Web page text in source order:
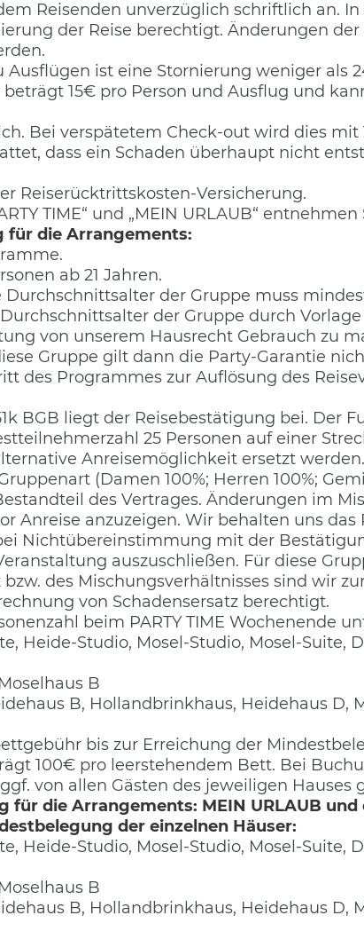
Reisenden unverzüglich schriftlich an.
der Reise berechtigt. Änderungen
ist eine Stornierung weniger als
15€ pro Person und Ausflug und
Bei verspätetem Check-out wird dies mit
dass ein Schaden überhaupt nicht
Reiserücktrittskosten-Versicherung.
TIME“ und „MEIN URLAUB“
für die Arrangements:
ab 21 Jahren.
der Gruppe muss
der Gruppe durch
von unserem Hausrecht Gebrauch zu
Gruppe gilt dann die Party-Garantie
des Programmes zur Auflösung des
BGB liegt der Reisebestätigung bei. Der
25 Personen auf einer
Anreisemöglichkeit ersetzt werden.
(Damen 100%; Herren 100%;
des Vertrages. Änderungen im
Anreise anzuzeigen. Wir behalten uns
Nichtübereinstimmung mit der
auszuschließen. Für diese
des Mischungsverhältnisses sind wir
von Schadensersatz berechtigt.
beim PARTY TIME Wochenende
Heide-Studio, Mosel-Studio, Mosel-Suite,
B
B, Hollandbrinkhaus, Heidehaus D,
bis zur Erreichung der
100€ pro leerstehendem Bett. Bei
von allen Gästen des jeweiligen Hauses
die Arrangements: MEIN URLAUB und
der einzelnen Häuser:
Heide-Studio, Mosel-Studio, Mosel-Suite,
B
B, Hollandbrinkhaus, Heidehaus D,